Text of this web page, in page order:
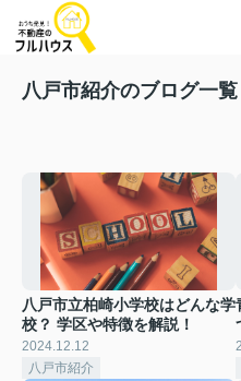
八戸市紹介のブログ一覧
八戸市立柏崎小学校はどんな学
校？ 学区や特徴を解説！
2024.12.12
八戸市紹介